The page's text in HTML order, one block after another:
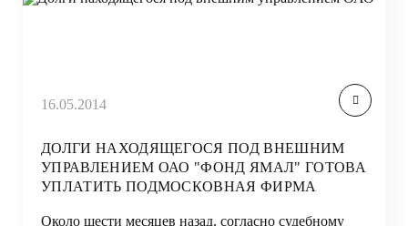
16.05.2014
ДОЛГИ НАХОДЯЩЕГОСЯ ПОД ВНЕШНИМ
УПРАВЛЕНИЕМ ОАО "ФОНД ЯМАЛ" ГОТОВА
УПЛАТИТЬ ПОДМОСКОВНАЯ ФИРМА
Около шести месяцев назад, согласно судебному